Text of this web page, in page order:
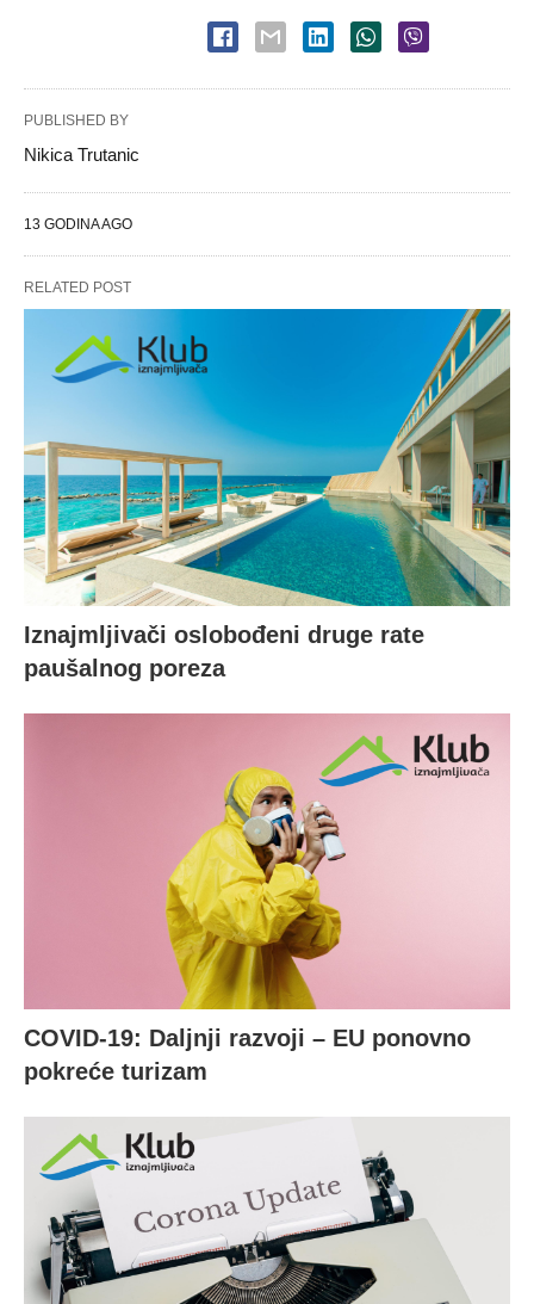
PUBLISHED BY
Nikica Trutanic
13 GODINA AGO
RELATED POST
Iznajmljivači oslobođeni druge rate
paušalnog poreza
COVID-19: Daljnji razvoji – EU ponovno
pokreće turizam